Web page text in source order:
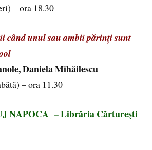
– ora 18.30
când unul sau ambii părinți sunt
Daniela Mihăilescu
– ora 11.30
NAPOCA – Librăria Cărtureşti